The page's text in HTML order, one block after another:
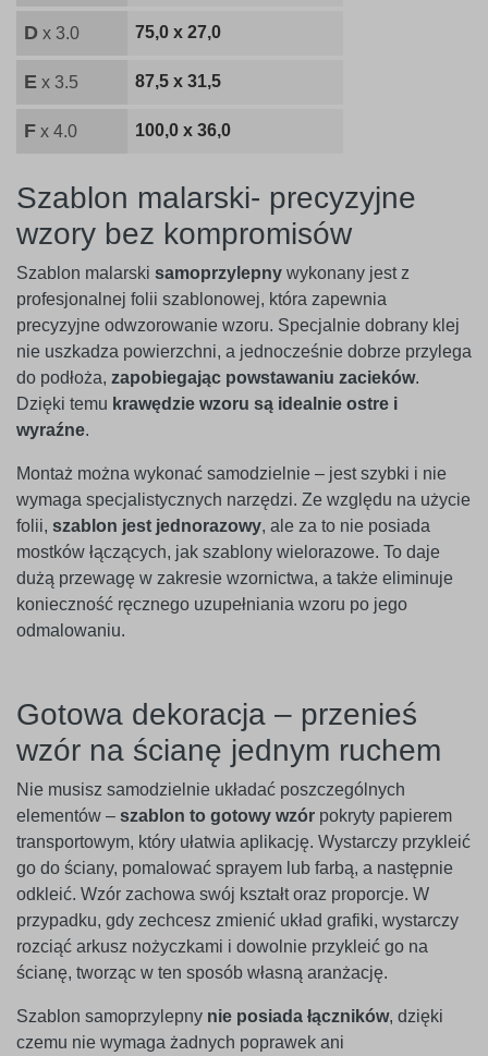
D x 3.0 75,0 x 27,0
E x 3.5 87,5 x 31,5
F x 4.0 100,0 x 36,0
Szablon malarski- precyzyjne
wzory bez kompromisów
Szablon malarski samoprzylepny wykonany jest z
profesjonalnej folii szablonowej, która zapewnia
precyzyjne odwzorowanie wzoru. Specjalnie dobrany klej
nie uszkadza powierzchni, a jednocześnie dobrze przylega
do podłoża, zapobiegając powstawaniu zacieków.
Dzięki temu krawędzie wzoru są idealnie ostre i
wyraźne.
Montaż można wykonać samodzielnie – jest szybki i nie
wymaga specjalistycznych narzędzi. Ze względu na użycie
folii, szablon jest jednorazowy, ale za to nie posiada
mostków łączących, jak szablony wielorazowe. To daje
dużą przewagę w zakresie wzornictwa, a także eliminuje
konieczność ręcznego uzupełniania wzoru po jego
odmalowaniu.
Gotowa dekoracja – przenieś
wzór na ścianę jednym ruchem
Nie musisz samodzielnie układać poszczególnych
elementów – szablon to gotowy wzór pokryty papierem
transportowym, który ułatwia aplikację. Wystarczy przykleić
go do ściany, pomalować sprayem lub farbą, a następnie
odkleić. Wzór zachowa swój kształt oraz proporcje. W
przypadku, gdy zechcesz zmienić układ grafiki, wystarczy
rozciąć arkusz nożyczkami i dowolnie przykleić go na
ścianę, tworząc w ten sposób własną aranżację.
Szablon samoprzylepny nie posiada łączników, dzięki
czemu nie wymaga żadnych poprawek ani